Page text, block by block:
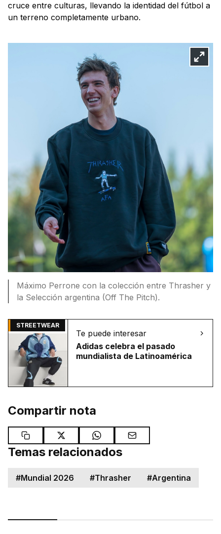
cruce entre culturas, llevando la identidad del fútbol a
un terreno completamente urbano.
Máximo Perrone con la colección entre Thrasher y
la Selección argentina (Off The Pitch).
STREETWEAR
Te puede interesar
Adidas celebra el pasado
mundialista de Latinoamérica
Compartir nota
Temas relacionados
#Mundial 2026 #Thrasher #Argentina